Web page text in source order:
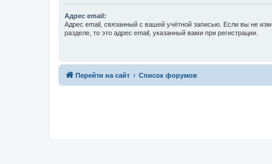
Адрес email:
Адрес email, связанный с вашей учётной записью. Если вы не
разделе, то это адрес email, указанный вами при регистрации.
Перейти на сайт Список форумов